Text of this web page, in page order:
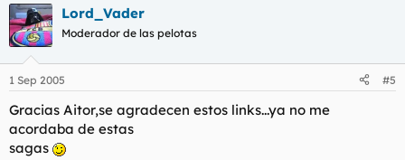
Lord_Vader
Moderador de las pelotas
1 Sep 2005 #5
Gracias Aitor,se agradecen estos links...ya no me
acordaba de estas
sagas